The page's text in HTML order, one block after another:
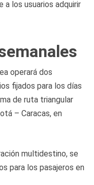
a los usuarios adquirir
operará dos
fijados para los días
de ruta triangular
– Caracas, en
multidestino, se
para los pasajeros en